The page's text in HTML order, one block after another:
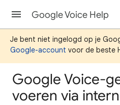
Google Voice Help
Je bent niet ingelogd op je
Google-account voor de beste
Google Voice-
voeren via